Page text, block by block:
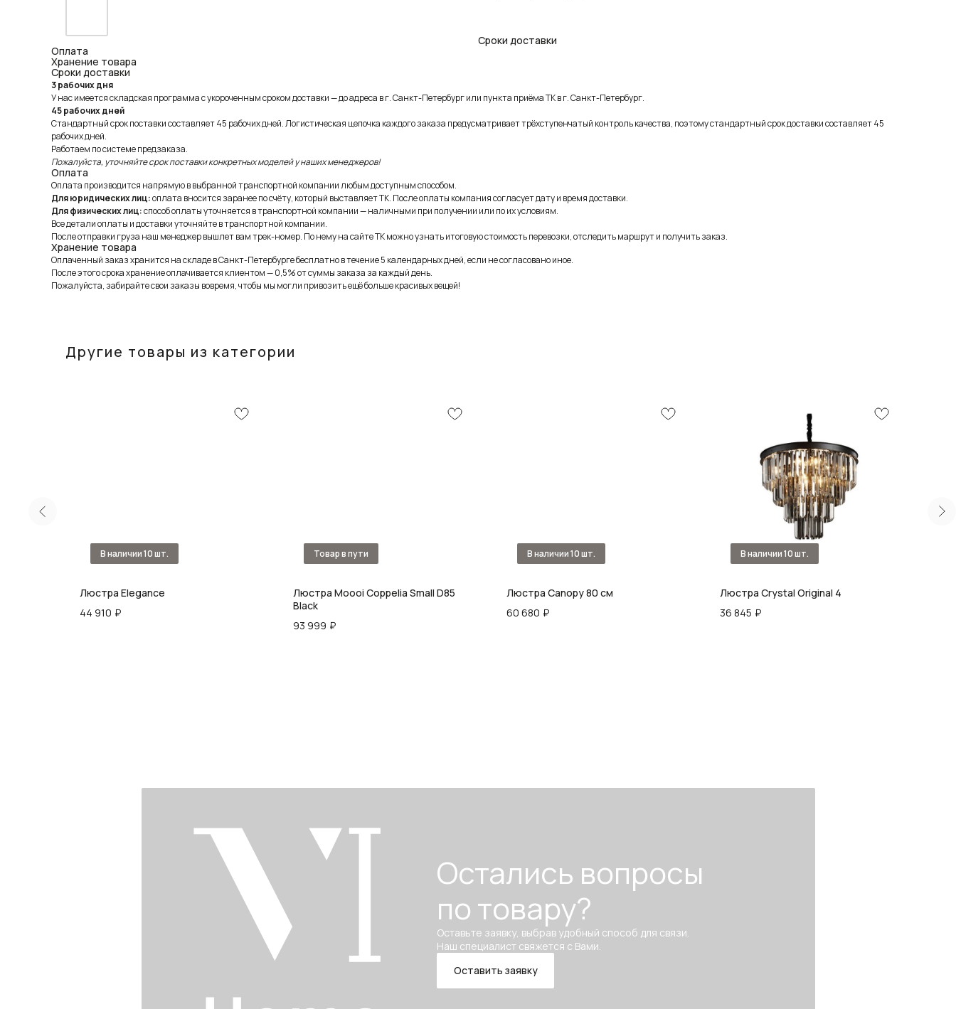
Сроки доставки
Оплата
Хранение товара
Сроки доставки
3 рабочих дня
У нас имеется складская программа с укороченным сроком доставки — до адреса в г. Санкт-Петербург или пункта приёма ТК в г. Санкт-Петербург.
45 рабочих дней
Стандартный срок поставки составляет 45 рабочих дней. Логистическая цепочка каждого заказа предусматривает трёхступенчатый контроль качества, поэтому стандартный срок доставки составляет 45
рабочих дней.
Работаем по системе предзаказа.
Пожалуйста, уточняйте срок поставки конкретных моделей у наших менеджеров!
Оплата
Оплата производится напрямую в выбранной транспортной компании любым доступным способом.
Для юридических лиц:оплата вносится заранее по счёту, который выставляет ТК. После оплаты компания согласует дату и время доставки.
Для физических лиц:способ оплаты уточняется в транспортной компании — наличными при получении или по их условиям.
Все детали оплаты и доставки уточняйте в транспортной компании.
После отправки груза наш менеджер вышлет вам трек-номер. По нему на сайте ТК можно узнать итоговую стоимость перевозки, отследить маршрут и получить заказ.
Хранение товара
Оплаченный заказ хранится на складе в Санкт-Петербурге бесплатно в течение 5 календарных дней, если не согласовано иное.
После этого срока хранение оплачивается клиентом — 0,5% от суммы заказа за каждый день.
Пожалуйста, забирайте свои заказы вовремя, чтобы мы могли привозить ещё больше красивых вещей!
Другие товары из категории
Люстра Elegance
44 910 ₽
Люстра Moooi Coppelia Small D85
Black
93 999 ₽
Люстра Canopy 80 см
60 680 ₽
Люстра Crystal Original 4
36 845 ₽
Остались вопросы
по товару?
Оставьте заявку, выбрав удобный способ для связи.
Наш специалист свяжется с Вами.
Оставить заявку